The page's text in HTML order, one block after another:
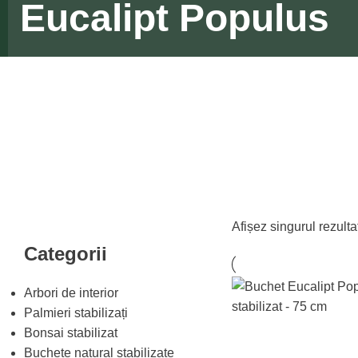
Eucalipt Populus
Categorii
Arbori de interior
Palmieri stabilizați
Bonsai stabilizat
Buchete natural stabilizate
Afișez singurul